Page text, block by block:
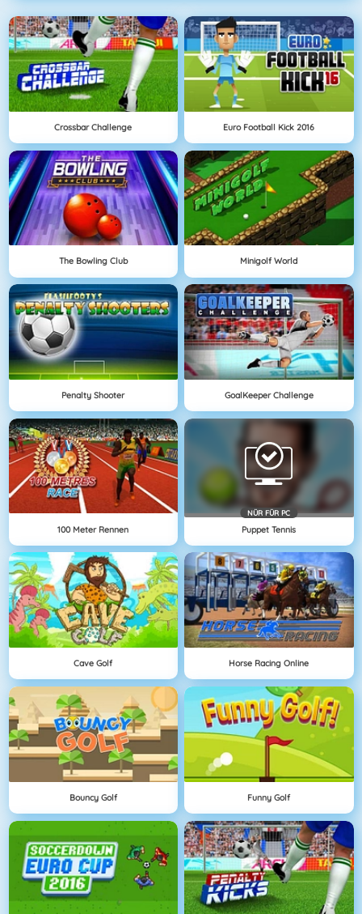
Crossbar Challenge Euro Football Kick 2016
The Bowling Club Minigolf World
Penalty Shooter GoalKeeper Challenge
100 Meter Rennen
NÜR FÜR PC
Puppet Tennis
Cave Golf Horse Racing Online
Bouncy Golf Funny Golf